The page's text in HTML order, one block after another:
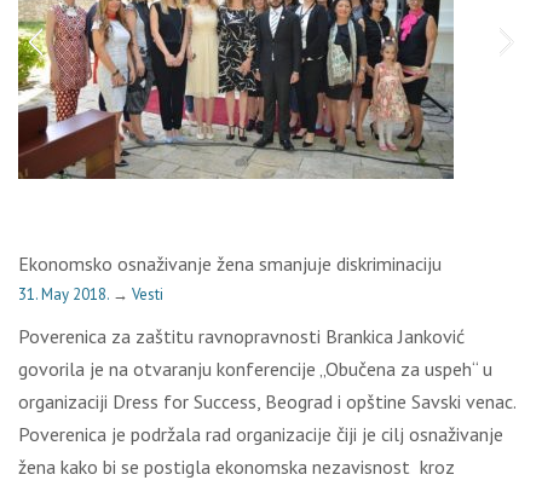
Ekonomsko osnaživanje žena smanjuje diskriminaciju
31. May 2018. → Vesti
Poverenica za zaštitu ravnopravnosti Brankica Janković
govorila je na otvaranju konferencije „Obučena za uspeh“ u
organizaciji Dress for Success, Beograd i opštine Savski venac.
Poverenica je podržala rad organizacije čiji je cilј osnaživanje
žena kako bi se postigla ekonomska nezavisnost kroz